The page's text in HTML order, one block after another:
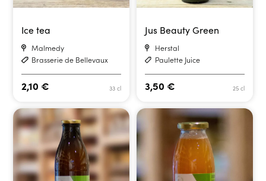
Ice tea
Malmedy
Brasserie de Bellevaux
33 cl
2,10€
Jus Beauty Green
Herstal
Paulette Juice
25 cl
3,50 €